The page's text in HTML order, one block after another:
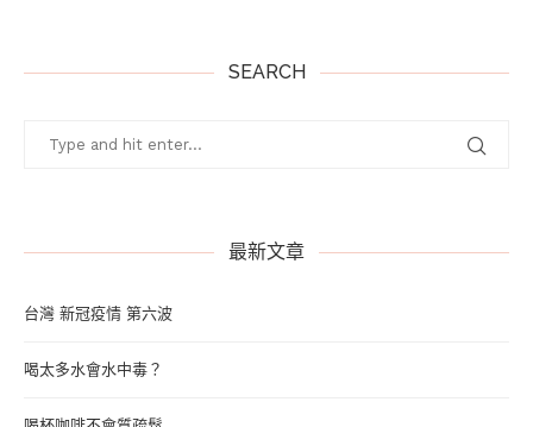
SEARCH
最新文章
台灣 新冠疫情 第六波
喝太多水會水中毒？